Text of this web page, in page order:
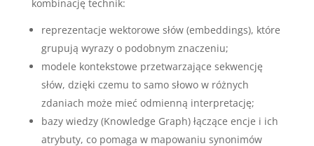
kombinację technik:
reprezentacje wektorowe słów (embeddings), które
grupują wyrazy o podobnym znaczeniu;
modele kontekstowe przetwarzające sekwencję
słów, dzięki czemu to samo słowo w różnych
zdaniach może mieć odmienną interpretację;
bazy wiedzy (Knowledge Graph) łączące encje i ich
atrybuty, co pomaga w mapowaniu synonimów